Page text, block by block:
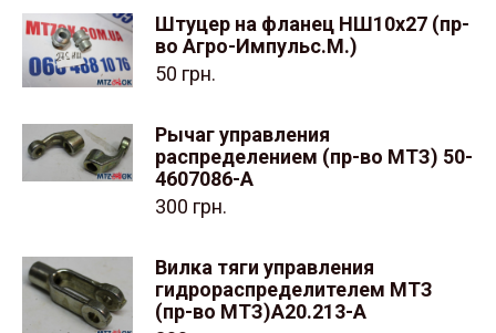
Штуцер на фланец НШ10х27 (пр-
во Агро-Импульс.М.)
50 грн.
Рычаг управления
распределением (пр-во МТЗ) 50-
4607086-А
300 грн.
Вилка тяги управления
гидрораспределителем МТЗ
(пр-во МТЗ)А20.213-А